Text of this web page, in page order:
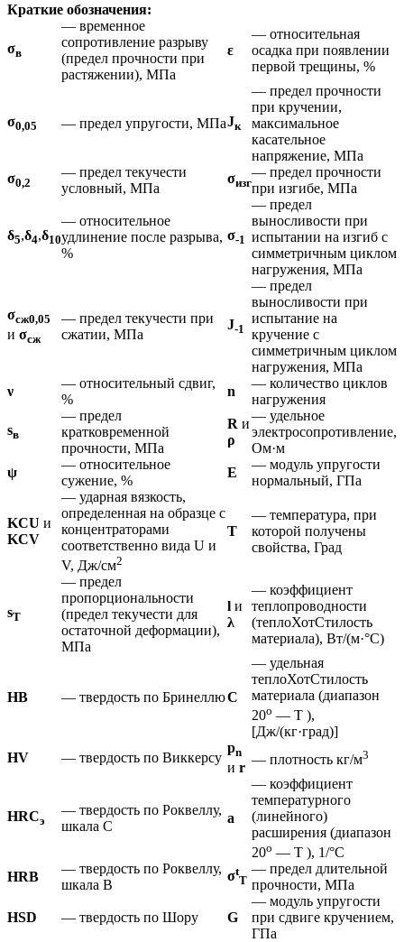
Краткие обозначения:
σв
— временное
сопротивление разрыву
(предел прочности при
растяжении), МПа
ε
— относительная
осадка при появлении
первой трещины, %
σ0,05 — предел упругости, МПаJк
— предел прочности
при кручении,
максимальное
касательное
напряжение, МПа
σ0,2
— предел текучести
условный, МПа
σизг
— предел прочности
при изгибе, МПа
δ5,δ4,δ10
— относительное
удлинение после разрыва,
%
σ-1
— предел
выносливости при
испытании на изгиб с
симметричным циклом
нагружения, МПа
σсж0,05
и σсж
— предел текучести при
сжатии, МПа
J-1
— предел
выносливости при
испытание на
кручение с
симметричным циклом
нагружения, МПа
ν
— относительный сдвиг,
%
n
— количество циклов
нагружения
sв
— предел
кратковременной
прочности, МПа
R и
ρ
— удельное
электросопротивление,
Ом·м
ψ
— относительное
сужение, %
E
— модуль упругости
нормальный, ГПа
KCU и
KCV
— ударная вязкость,
определенная на образце с
концентраторами
соответственно вида U и
V, Дж/см2
T
— температура, при
которой получены
свойства, Град
sT
— предел
пропорциональности
(предел текучести для
остаточной деформации),
МПа
l и
λ
— коэффициент
теплопроводности
(теплоХотСтилость
материала), Вт/(м·°С)
HB — твердость по БринеллюC
— удельная
теплоХотСтилость
материала (диапазон
20o — T ),
[Дж/(кг·град)]
HV
— твердость по Виккерсу
pn
и r
— плотность кг/м3
HRCэ
— твердость по Роквеллу,
шкала С
а
— коэффициент
температурного
(линейного)
расширения (диапазон
20o — T ), 1/°С
HRB
— твердость по Роквеллу,
шкала В
σt
Т
— предел длительной
прочности, МПа
HSD — твердость по Шору G
— модуль упругости
при сдвиге кручением,
ГПа